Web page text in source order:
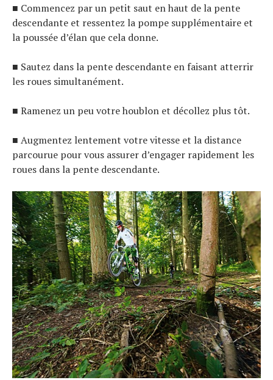
■ Commencez par un petit saut en haut de la pente
descendante et ressentez la pompe supplémentaire et
la poussée d’élan que cela donne.
■ Sautez dans la pente descendante en faisant atterrir
les roues simultanément.
■ Ramenez un peu votre houblon et décollez plus tôt.
■ Augmentez lentement votre vitesse et la distance
parcourue pour vous assurer d’engager rapidement les
roues dans la pente descendante.